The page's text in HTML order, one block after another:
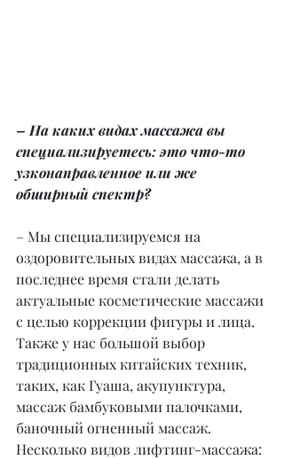
– На каких видах массажа вы
специализируетесь: это что-то
узконаправленное или же
обширный спектр?
– Мы специализируемся на
оздоровительных видах массажа, а в
последнее время стали делать
актуальные косметические массажи
с целью коррекции фигуры и лица.
Также у нас большой выбор
традиционных китайских техник,
таких, как Гуаша, акупунктура,
массаж бамбуковыми палочками,
баночный огненный массаж.
Несколько видов лифтинг-массажа: